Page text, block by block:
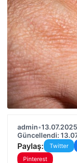
admin•
Güncellendi:
Paylaş: Twitter
Pinterest